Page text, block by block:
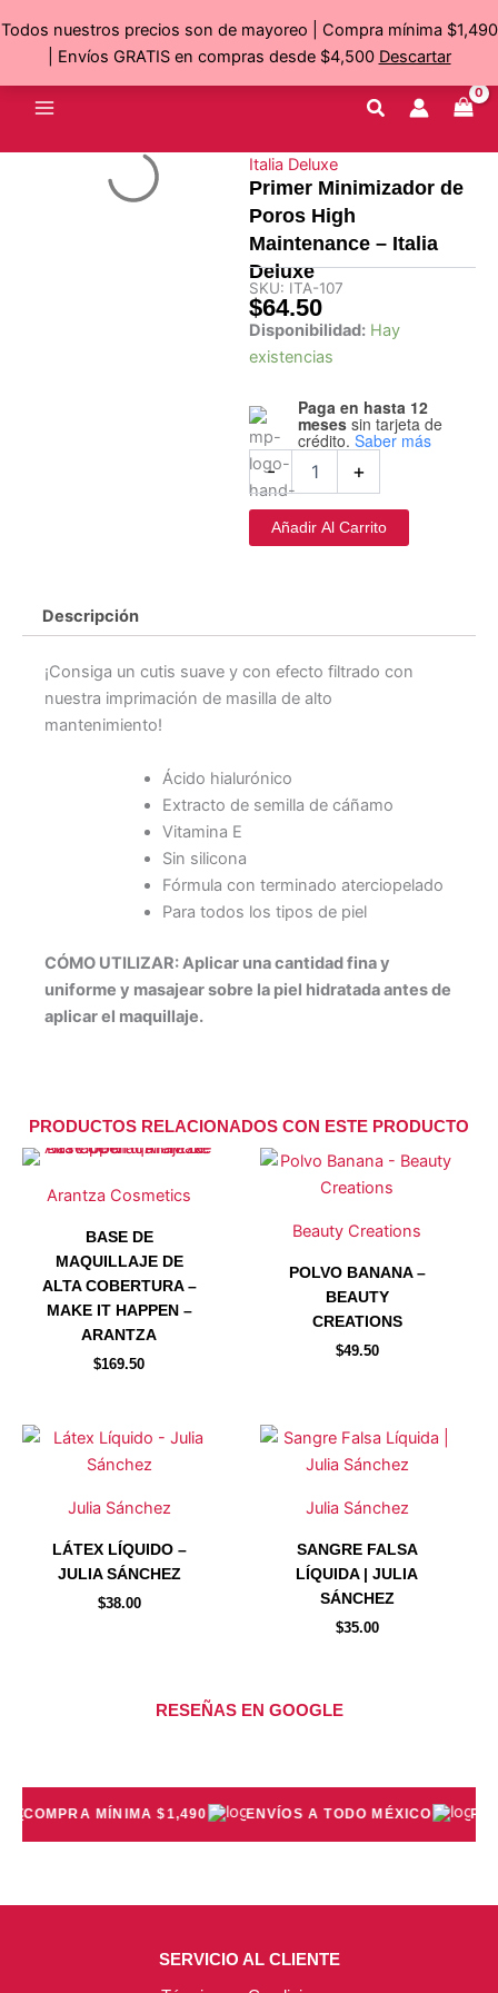
Todos nuestros precios son de mayoreo | Compra mínima $1,490
| Envíos GRATIS en compras desde $4,500 Descartar
al
contenido
Italia Deluxe
Primer Minimizador de
Poros High
Maintenance – Italia
Deluxe
SKU: ITA-107
$64.50
Disponibilidad: Hay
existencias
Paga en hasta 12
meses sin tarjeta de
crédito. Saber más
-
Primer
Minimizador
High
Maintenance
-
Italia
cantidad
+
Añadir Al Carrito
Descripción
¡Consiga un cutis suave y con efecto filtrado con
nuestra imprimación de masilla de alto
mantenimiento!
Ácido hialurónico
Extracto de semilla de cáñamo
Vitamina E
Sin silicona
Fórmula con terminado aterciopelado
Para todos los tipos de piel
CÓMO UTILIZAR: Aplicar una cantidad fina y
uniforme y masajear sobre la piel hidratada antes de
aplicar el maquillaje.
PRODUCTOS RELACIONADOS CON ESTE PRODUCTO
Arantza Cosmetics
Este
producto
múltiples
variantes.
Las
opciones
se
pueden
en
la
de
BASE DE
MAQUILLAJE DE
ALTA COBERTURA –
MAKE IT HAPPEN –
ARANTZA
$169.50
Este
producto
múltiples
variantes.
Las
opciones
se
pueden
en
la
de
Beauty Creations
POLVO BANANA –
BEAUTY
CREATIONS
$49.50
Julia Sánchez
LÁTEX LÍQUIDO –
JULIA SÁNCHEZ
$38.00
Julia Sánchez
SANGRE FALSA
LÍQUIDA | JULIA
SÁNCHEZ
$35.00
RESEÑAS EN GOOGLE
COMPRA MÍNIMA $1,490 ENVÍOS A TODO MÉXICO
SERVICIO AL CLIENTE
High
Maintenance
Italia
Deluxe